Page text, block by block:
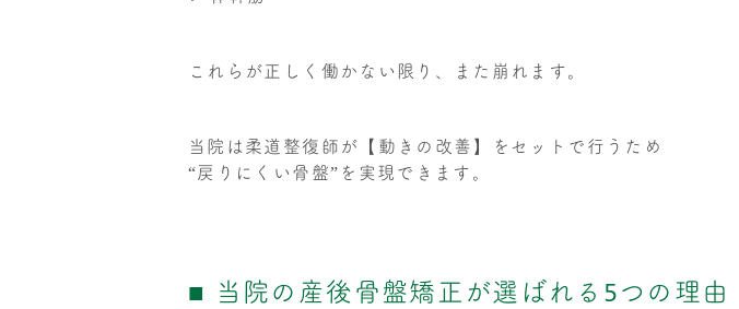
これらが正しく働かない限り、また崩れます。
当院は柔道整復師が【動きの改善】をセットで行うため
“戻りにくい骨盤”を実現できます。
■ 当院の産後骨盤矯正が選ばれる5つの理由